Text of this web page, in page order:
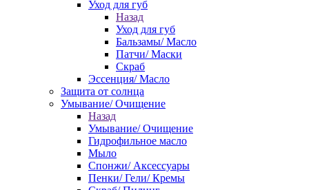
Уход для губ
Назад
Уход для губ
Бальзамы/ Масло
Патчи/ Маски
Скраб
Эссенция/ Масло
Защита от солнца
Умывание/ Очищение
Назад
Умывание/ Очищение
Гидрофильное масло
Мыло
Спонжи/ Аксессуары
Пенки/ Гели/ Кремы